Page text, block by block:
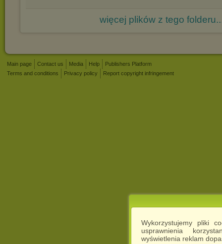
Wykorzystujemy pliki
usprawnienia
wyświetlenia reklam
więcej plików z tego
Main page Contact us Media Help
Publishers Platform
Terms and conditions
Privacy policy Report copyright infringement